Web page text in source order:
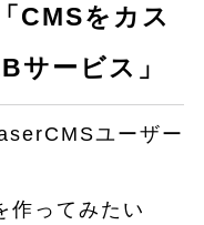
CMSをカス
サービス」
ユーザー
作ってみたい